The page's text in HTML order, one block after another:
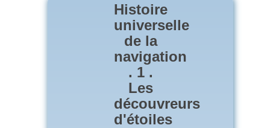
Histoire
universelle
de la
navigation
. 1 .
Les
découvreurs
d'étoiles